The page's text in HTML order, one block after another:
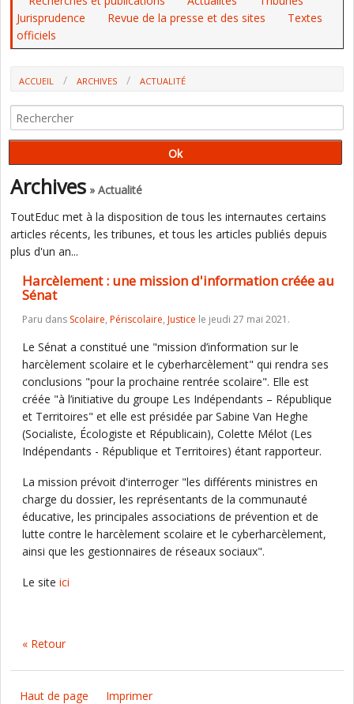
Jurisprudence
Revue de la presse et des sites
Textes
officiels
ACCUEIL ARCHIVES
ACTUALITÉ
Archives » Actualité
ToutEduc met à la disposition de tous les internautes certains
articles récents, les tribunes, et tous les articles publiés depuis
plus d'un an...
Harcèlement : une mission d'information créée au
Sénat
Paru dans Scolaire, Périscolaire, Justice le jeudi 27 mai 2021.
Le Sénat a constitué une "mission d’information sur le
harcèlement scolaire et le cyberharcèlement" qui rendra ses
conclusions "pour la prochaine rentrée scolaire". Elle est
créée "à l’initiative du groupe Les Indépendants – République
et Territoires" et elle est présidée par Sabine Van Heghe
(Socialiste, Écologiste et Républicain), Colette Mélot (Les
Indépendants - République et Territoires) étant rapporteur.
La mission prévoit d'interroger "les différents ministres en
charge du dossier, les représentants de la communauté
éducative, les principales associations de prévention et de
lutte contre le harcèlement scolaire et le cyberharcèlement,
ainsi que les gestionnaires de réseaux sociaux".
Le site ici
« Retour
Haut de page Imprimer